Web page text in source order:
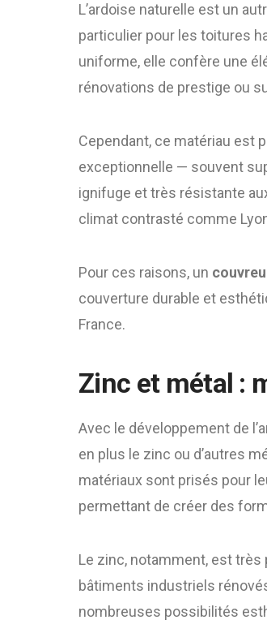
L’ardoise naturelle est un
particulier pour les toitures
uniforme, elle confère une
rénovations de prestige ou
Cependant, ce matériau est
exceptionnelle — souvent
ignifuge et très résistante
climat contrasté comme
Pour ces raisons, un
couverture durable et
France.
Zinc et métal :
Avec le développement de
en plus le zinc ou d’autres
matériaux sont prisés pour
permettant de créer des
Le zinc, notamment, est
bâtiments industriels
nombreuses possibilités